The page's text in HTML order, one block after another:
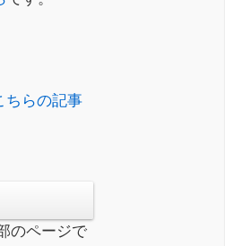
ちらの記事
のページで